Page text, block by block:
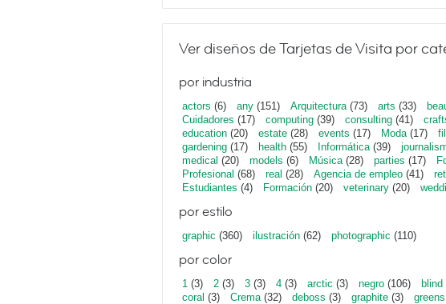
Ver diseños de Tarjetas de Visita por
por industria
actors (6) any (151) Arquitectura(73) arts (33)
Cuidadores (17) computing (39) consulting (41)
education (20) estate (28) events (17) Moda(17)
gardening (17) health (55) Informática(39)
medical (20) models (6) Música(28) parties (17)
Profesional (68) real (28) Agencia de empleo (41)
Estudiantes (4) Formación (20) veterinary (20)
por estilo
graphic (360) ilustración (62) photographic (110)
por color
1 (3) 2 (3) 3 (3) 4 (3) arctic (3) negro (106) blind
coral (3) Crema(32) deboss (3) graphite (3) greens